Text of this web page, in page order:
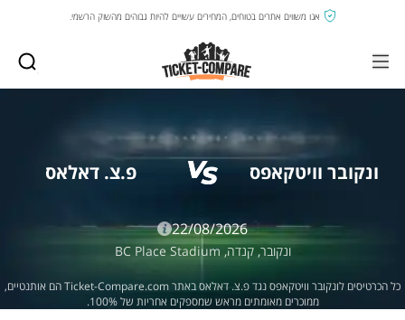
אנו משווים אתרים בטוחים, המחירים עשויים להיות גבוהים מהשוק הרשמי.
ונקובר וויטקאפס פ.צ. דאלאס
22/08/2026
ונקובר, קנדה, BC Place Stadium
כל הכרטיסים לונקובר וויטקאפס נגד פ.צ. דאלאס באתר Ticket-Compare.com הם אותנטיים,
ממוכרים מאומתים מראש שמספקים אחריות של 100%.